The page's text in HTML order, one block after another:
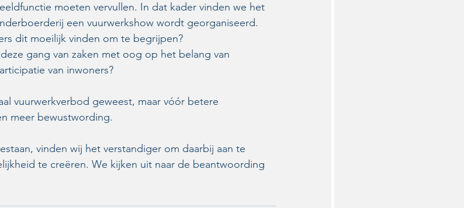
moeten vervullen. In dat kader vinden we het
een vuurwerkshow wordt georganiseerd.
dit moeilijk vinden om te begrijpen?
gang van zaken met oog op het belang van
van inwoners?
vuurwerkverbod geweest, maar vóór betere
meer bewustwording.
vinden wij het verstandiger om daarbij aan te
te creëren. We kijken uit naar de beantwoording